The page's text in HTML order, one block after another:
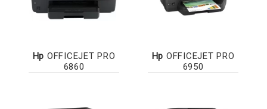
Hp OFFICEJET PRO
6860
Hp OFFICEJET PRO
6950